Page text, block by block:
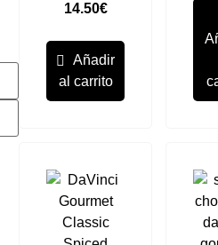
14.50€
Añadir
al carrito